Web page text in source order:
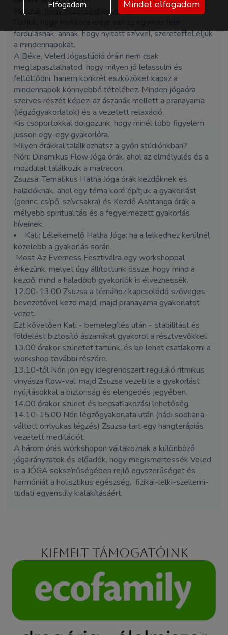
Hisszük, hogy közösségben gyógyulunk.
fordulásnak, annak, hogy nyitott szívvel, szeretettel éljük
a mindennapokat.
A Béke, Veled Jógastúdió óráin nem csak
megtapasztalhatod, hogy milyen jó lelassulni és
feltöltődni, hanem konkrét eszközöket kapsz a
mindennapok könnyebbé tételéhez. Minden jógaóra
szerves részét képezi az ászanák mellett a pranayama
(légzőgyakorlatok) és a vezetett relaxáció.
Kis csoportokkal dolgozunk, hogy minél több figyelem
jusson egy-egy gyakorlóra.
Milyen órákkal találkozhatsz a győri stúdiónkban?
Nóri: Dinamikus Flow Jóga órák, ahol az elmélyülés és a
mozdulat találkozik a matracon.
Zsuzsa: Tematikus Hatha Jóga órák kezdőknek és
haladóknak, ahol egy téma köré építjük a gyakorlást
(gerinc, csípő, szívcsakra) és Kezdő Ashtanga órák a
mélyebb spiritualitás és a fegyelmezett gyakorlás
híveinek.
Kati: Lélekemelő Hatha Jóga: ha a lelkedhez kerülnél
közelebb a gyakorlás során.
Most Az Everness Fesztiválra egy workshoppal
érkezünk, melyet úgy állítottunk össze, hogy mind a
kezdő, mind a haladóbb gyakorlók is élvezhessék.
12.00-13.00 Zsuzsa a témához kapcsolódó szöveges
bevezetővel kezd majd, majd pranayama gyakorlatot
vezet.
Ezt követően Kati - bemelegítés után - stabilitást és
földelést biztosító ászanákat gyakorol a résztvevőkkel.
13.00 órakor szünetet tartunk, és be lehet csatlakozni a
workshop további részére.
13.10-től Nóri jön egy idegrendszert reguláló ritmikus
vinyásza flow-val, majd Zsuzsa vezeti le a gyakorlást
nyújtásokkal a biztonság és elengedés jegyében.
14.00 órakor szünet és becsatlakozási lehetőség.
14.10-15.00 Nóri légzőgyakorlata után (nádi sodhana-
váltott orrlyukas légzés) Zsuzsa tart egy hangterápiás
vezetett meditációt.
A három órás workshopon váltakoznak a különböző
jógairányzatok és előadók, hogy megismertessék Veled
is a JÓGA sokszínűségében rejlő egyszerűséget és
harmóniát a holisztikus egészség, fizikai-lelki-szellemi-
tudati egyensúly kialakításáért.
Kiemelt támogatóink
Elfogadom Mindet elfogadom